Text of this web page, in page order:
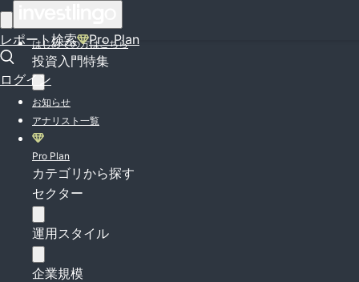
レポート検索 Pro Plan
ログイン
はじめての方はこちら
投資入門特集
お知らせ
アナリスト一覧
Pro Plan
カテゴリから探す
セクター
運用スタイル
企業規模